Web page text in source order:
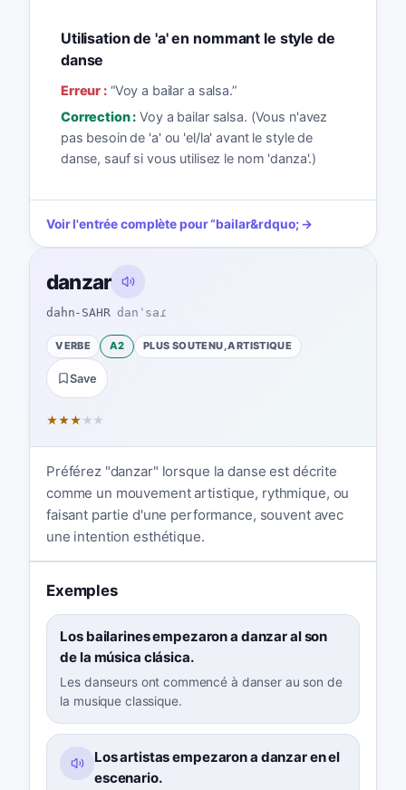
Utilisation de 'a' en nommant le style de
danse
Erreur :“Voy a bailar a salsa.”
Correction : Voy a bailar salsa. (Vous n'avez
pas besoin de 'a' ou 'el/la' avant le style de
danse, sauf si vous utilisez le nom 'danza'.)
Voir l'entrée complète pour“bailar&rdquo; →
danzar
dahn-SAHR danˈsaɾ
VERBE A2 PLUS SOUTENU, ARTISTIQUE
Save
★★★ ★ ★
Préférez "danzar" lorsque la danse est décrite
comme un mouvement artistique, rythmique, ou
faisant partie d'une performance, souvent avec
une intention esthétique.
Exemples
Los bailarines empezaron a danzar al son
de la música clásica.
Les danseurs ont commencé à danser au son de
la musique classique.
Los artistas empezaron a danzar en el
escenario.